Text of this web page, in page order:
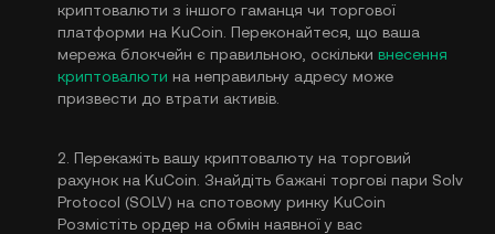
криптовалюти з іншого гаманця чи торгової
платформи на KuCoin. Переконайтеся, що ваша
мережа блокчейн є правильною, оскільки внесення
криптовалюти на неправильну адресу може
призвести до втрати активів.
2. Перекажіть вашу криптовалюту на торговий
рахунок на KuCoin. Знайдіть бажані торгові пари Solv
Protocol (SOLV) на спотовому ринку KuCoin
Розмістіть ордер на обмін наявної у вас